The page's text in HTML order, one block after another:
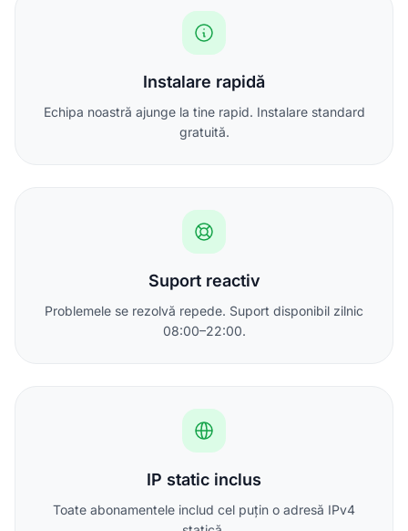
Instalare rapidă
Echipa noastră ajunge la tine rapid. Instalare standard
gratuită.
Suport reactiv
Problemele se rezolvă repede. Suport disponibil zilnic
08:00–22:00.
IP static inclus
Toate abonamentele includ cel puțin o adresă IPv4